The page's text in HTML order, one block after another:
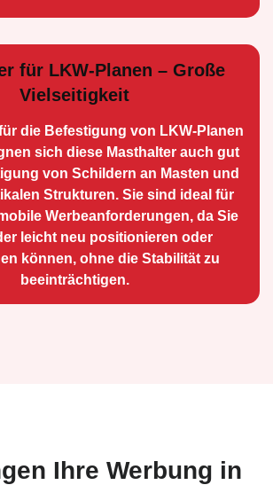
für LKW-Planen – Große
Vielseitigkeit
die Be­festigung von LKW-Planen
sich diese Masthalter auch gut
von Schildern an Masten und
Strukturen. Sie sind ideal für
Werbean­forderungen, da Sie
leicht neu positio­nieren oder
können, ohne die Stabilität zu
beeinträchtigen.
Ihre Werbung in